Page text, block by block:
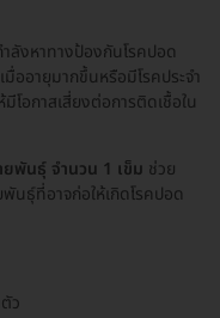
ลังหาทางป้องกันโรคปอด
ออายุมากขึ้นหรือมีโรคประจำ
อกาสเสี่ยงต่อการติดเชื้อใน
พันธุ์ จำนวน 1 เข็ม ช่วย
นธุ์ที่อาจก่อให้เกิดโรคปอด
ว